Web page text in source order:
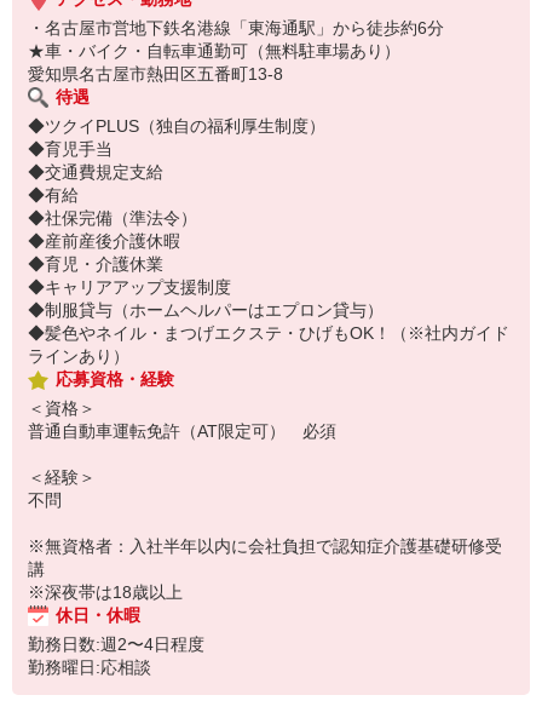
・名古屋市営地下鉄名港線「東海通駅」から徒歩約6分
★車・バイク・自転車通勤可（無料駐車場あり）
愛知県名古屋市熱田区五番町13-8
待遇
◆ツクイPLUS（独自の福利厚生制度）
◆育児手当
◆交通費規定支給
◆有給
◆社保完備（準法令）
◆産前産後介護休暇
◆育児・介護休業
◆キャリアアップ支援制度
◆制服貸与（ホームヘルパーはエプロン貸与）
◆髪色やネイル・まつげエクステ・ひげもOK！（※社内ガイド
ラインあり）
応募資格・経験
＜資格＞
普通自動車運転免許（AT限定可） 必須
＜経験＞
不問
※無資格者：入社半年以内に会社負担で認知症介護基礎研修受
講
※深夜帯は18歳以上
休日・休暇
勤務日数:週2〜4日程度
勤務曜日:応相談